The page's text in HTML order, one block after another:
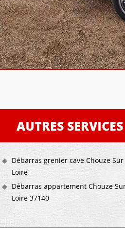
AUTRES SERVICES
Débarras grenier cave Chouze Sur
Loire
Débarras appartement Chouze
Loire 37140